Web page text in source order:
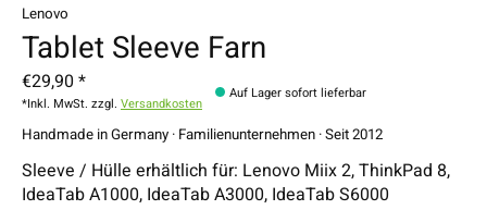
Lenovo
Tablet Sleeve Farn
€29,90 *
*Inkl. MwSt. zzgl. Versandkosten
Auf Lager sofort lieferbar
Handmade in Germany · Familienunternehmen · Seit 2012
Sleeve / Hülle erhältlich für: Lenovo Miix 2, ThinkPad 8,
IdeaTab A1000, IdeaTab A3000, IdeaTab S6000